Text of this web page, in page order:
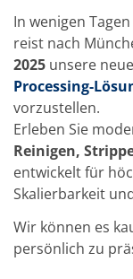
Digital Services
Service Level
Ersatzteilservice
Upgrades
Training
Technologie
Technologiezentren
Prozesstechnologie
TruEtch -
Fluidjet - Metall-
SiEtch – KOH-Ätzen
Texturierung
Galvanik
Innovationen
In wenigen
reist nach
2025 unsere
Processing-
vorzustellen.
Erleben Sie
Reinigen,
entwickelt für
Skalierbarkeit
Wir können es
persönlich zu